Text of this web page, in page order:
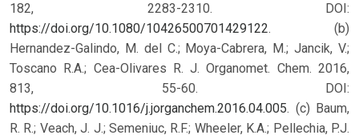
182, 2283-2310. DOI:
https://doi.org/10.1080/10426500701429122. (b)
Hernandez-Galindo, M. del C.; Moya-Cabrera, M.; Jancik, V.;
Toscano R.A.; Cea-Olivares R. J. Organomet. Chem. 2016,
813, 55-60. DOI:
https://doi.org/10.1016/j.jorganchem.2016.04.005. (c) Baum,
R. R.; Veach, J. J.; Semeniuc, R.F.; Wheeler, K.A.; Pellechia, P.J.